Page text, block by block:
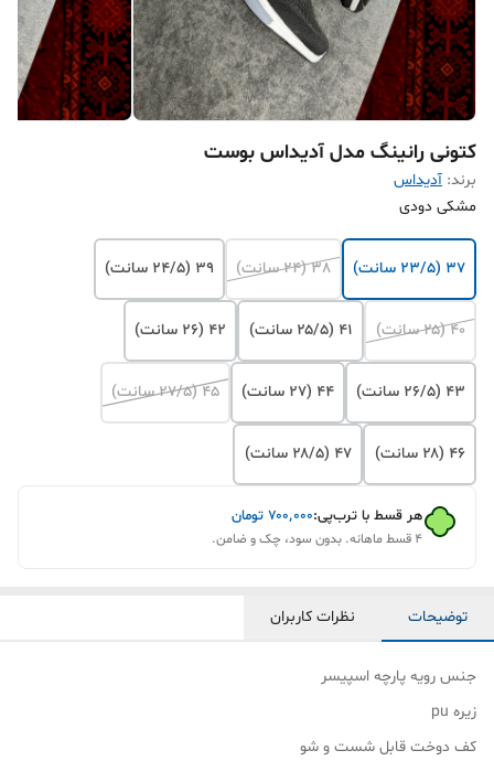
کتونی رانینگ مدل آدیداس بوست
برند: آدیداس
مشکی دودی
37 (۲۳/۵ سانت) 38 (۲۴ سانت) 39 (۲۴/۵ سانت)
40 (۲۵ سانت) 41 (۲۵/۵ سانت) 42 (۲۶ سانت)
43 (۲۶/۵ سانت) 44 (۲۷ سانت) 45 (۲۷/۵ سانت)
46 (۲۸ سانت) 47 (۲۸/۵ سانت)
هر قسط با ترب‌پی:۷۰۰٬۰۰۰ تومان
۴ قسط ماهانه. بدون سود، چک و ضامن.
توضیحات نظرات کاربران
جنس رویه پارچه اسپیسر
زیره pu
کف دوخت قابل شست و شو